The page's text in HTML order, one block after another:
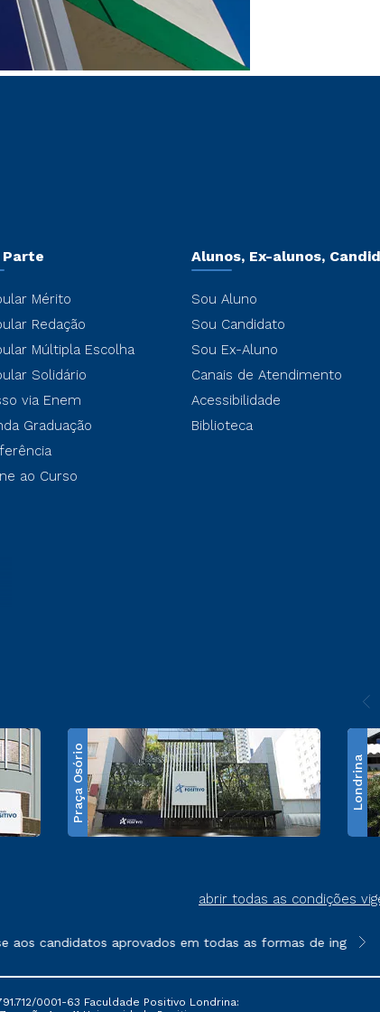
Parte
Mérito
Redação
Múltipla Escolha
Solidário
via Enem
Graduação
ao Curso
Alunos, Ex-alunos,
Sou Aluno
Sou Candidato
Sou Ex-Aluno
Canais de Atendimento
Acessibilidade
Biblioteca
Praça Osório Londrina
abrir todas as condições
candidatos aprovados em todas as formas de
0001-63 Faculdade Positivo Londrina: